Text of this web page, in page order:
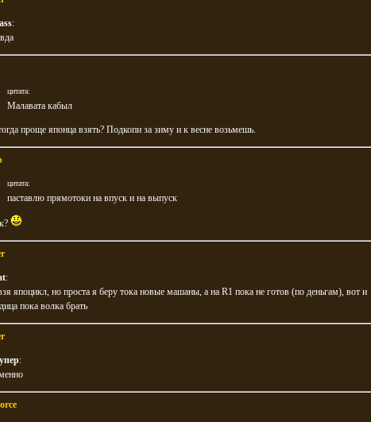
:
цитата:
Малавата кабыл
проще японца взять? Подкопи за зиму и к весне возьмешь.
цитата:
паставлю прямотоки на впуск и на выпуск
:
япоцикл, но проста я беру тока новые машаны, а на R1 пока не готов (по деньгам), вот и
пока волка брать
: